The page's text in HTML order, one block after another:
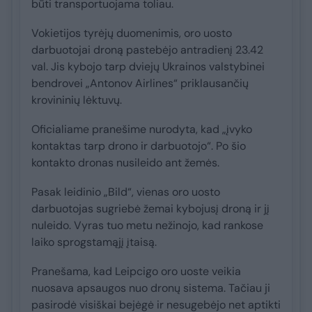
būti transportuojama toliau.
Vokietijos tyrėjų duomenimis, oro uosto
darbuotojai droną pastebėjo antradienį 23.42
val. Jis kybojo tarp dviejų Ukrainos valstybinei
bendrovei „Antonov Airlines“ priklausančių
krovininių lėktuvų.
Oficialiame pranešime nurodyta, kad „įvyko
kontaktas tarp drono ir darbuotojo“. Po šio
kontakto dronas nusileido ant žemės.
Pasak leidinio „Bild“, vienas oro uosto
darbuotojas sugriebė žemai kybojusį droną ir jį
nuleido. Vyras tuo metu nežinojo, kad rankose
laiko sprogstamąjį įtaisą.
Pranešama, kad Leipcigo oro uoste veikia
nuosava apsaugos nuo dronų sistema. Tačiau ji
pasirodė visiškai bejėgė ir nesugebėjo net aptikti